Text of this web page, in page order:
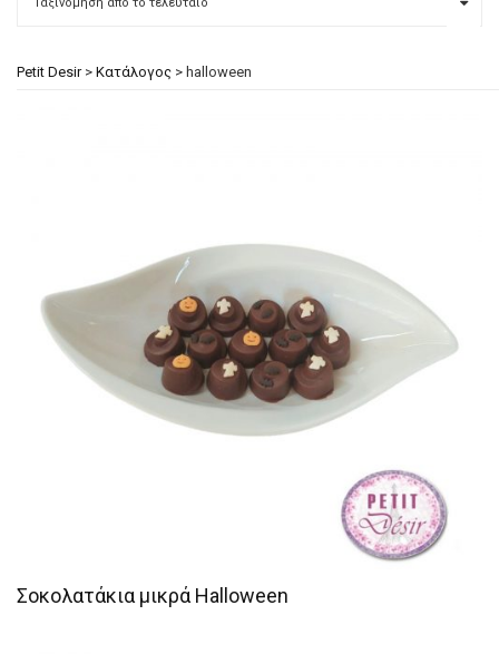
Petit Desir> Κατάλογος > halloween
Σοκολατάκια μικρά Halloween